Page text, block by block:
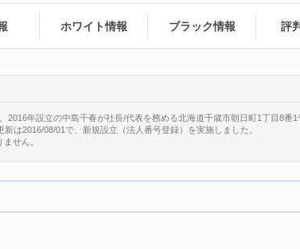
ホワイト情報 ブラック情報 評
2016年設立の中島千春が社長/代表を務める北海道千歳市朝日町1丁目8番
新は2016/08/01で、新規設立（法人番号登録）を実施しました。
せん。